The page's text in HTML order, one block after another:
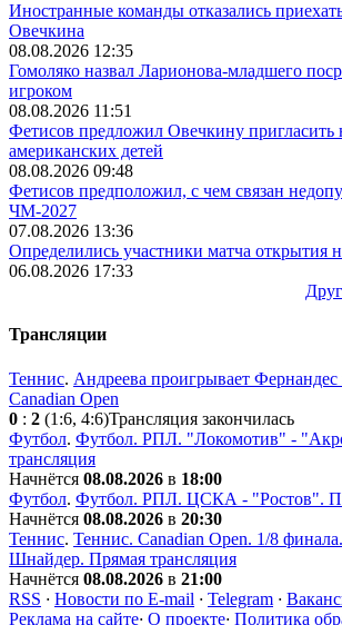
Иностранные команды отказались
Овечкина
08.08.2026 12:35
Гомоляко назвал Ларионова-младшего
игроком
08.08.2026 11:51
Фетисов предложил Овечкину пригласить
американских детей
08.08.2026 09:48
Фетисов предположил, с чем связан
ЧМ-2027
07.08.2026 13:36
Определились участники матча открытия
06.08.2026 17:33
Трансляции
Теннис. Андреева проигрывает Фернандес
Canadian Open
0 : 2 (1:6, 4:6)Трансляция закончилась
Футбол. Футбол. РПЛ. "Локомотив" -
трансляция
Начнётся 08.08.2026 в 18:00
Футбол. Футбол. РПЛ. ЦСКА - "Ростов".
Начнётся 08.08.2026 в 20:30
Теннис. Теннис. Canadian Open. 1/8
Шнайдер. Прямая трансляция
Начнётся 08.08.2026 в 21:00
RSS · Новости по E-mail · Telegram ·
Реклама на сайте· О проекте· Политика